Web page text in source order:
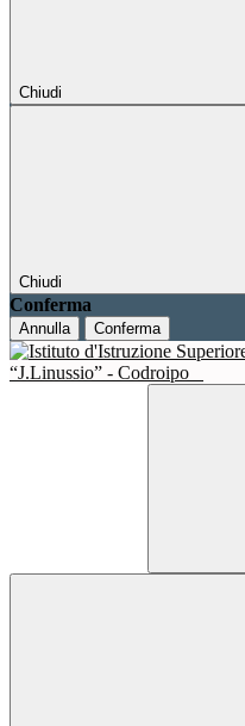
Chiudi
Chiudi
Conferma
Annulla Conferma
“J.Linussio” - Codroipo